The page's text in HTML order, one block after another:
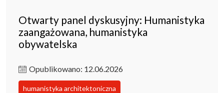
Otwarty panel dyskusyjny: Humanistyka
zaangażowana, humanistyka
obywatelska
Opublikowano: 12.06.2026
humanistyka architektoniczna